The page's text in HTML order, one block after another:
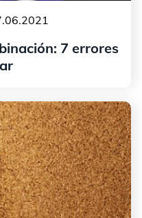
7 errores
los pasos a seguir